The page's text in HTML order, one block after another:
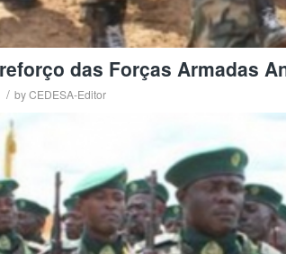
das Forças Armadas
/ byCEDESA-Editor